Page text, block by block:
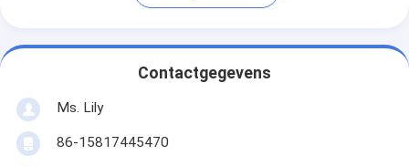
Contactgegevens
Ms. Lily
86-15817445470